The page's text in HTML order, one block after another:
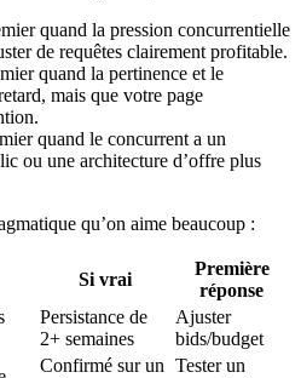
quand la pression concurrentielle
de requêtes clairement profitable.
quand la pertinence et le
mais que votre page
quand le concurrent a un
ou une architecture d’offre plus
qu’on aime beaucoup :
Si vrai
Première
réponse
Persistance de
2+ semaines
Ajuster
bids/budget
Confirmé sur un Tester un